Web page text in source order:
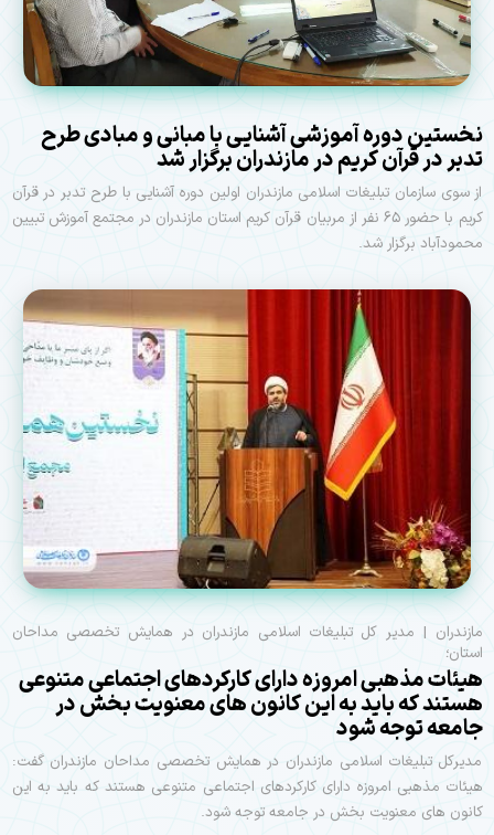
نخستین دوره آموزشی آشنایی با مبانی و مبادی طرح
تدبر در قرآن کریم در مازندران برگزار شد
از سوی سازمان تبلیغات اسلامی مازندران اولین دوره آشنایی با طرح تدبر در قرآن
کریم با حضور ۶۵ نفر از مربیان قرآن کریم استان مازندران در مجتمع آموزش تبیین
محمودآباد برگزار شد.
مازندران | مدیر کل تبلیغات اسلامی مازندران در همایش تخصصی مداحان
استان؛
هیئات مذهبی امروزه دارای کارکردهای اجتماعی متنوعی
هستند که باید به این کانون های معنویت بخش در
جامعه توجه شود
مدیرکل تبلیغات اسلامی مازندران در همایش تخصصی مداحان مازندران گفت:
هیئات مذهبی امروزه دارای کارکردهای اجتماعی متنوعی هستند که باید به این
کانون های معنویت بخش در جامعه توجه شود.